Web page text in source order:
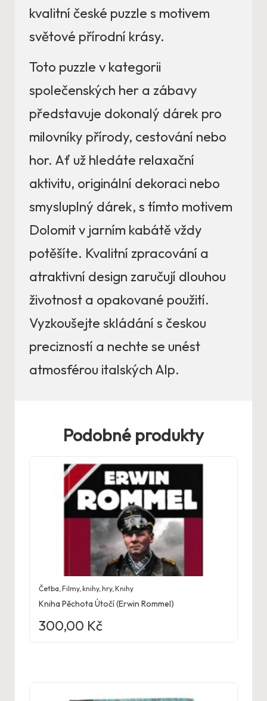
kvalitní české puzzle s motivem
světové přírodní krásy.
Toto puzzle v kategorii
společenských her a zábavy
představuje dokonalý dárek pro
milovníky přírody, cestování nebo
hor. Ať už hledáte relaxační
aktivitu, originální dekoraci nebo
smysluplný dárek, s tímto motivem
Dolomit v jarním kabátě vždy
potěšíte. Kvalitní zpracování a
atraktivní design zaručují dlouhou
životnost a opakované použití.
Vyzkoušejte skládání s českou
precizností a nechte se unést
atmosférou italských Alp.
Podobné produkty
Četba ,Filmy, knihy, hry,Knihy
Kniha Pěchota Útočí (Erwin Rommel)
300,00 Kč